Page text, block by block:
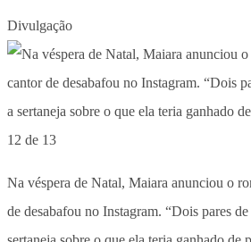
Divulgação
12 de 13
Na véspera de Natal, Maiara anunciou o
de desabafou no Instagram. “Dois pares